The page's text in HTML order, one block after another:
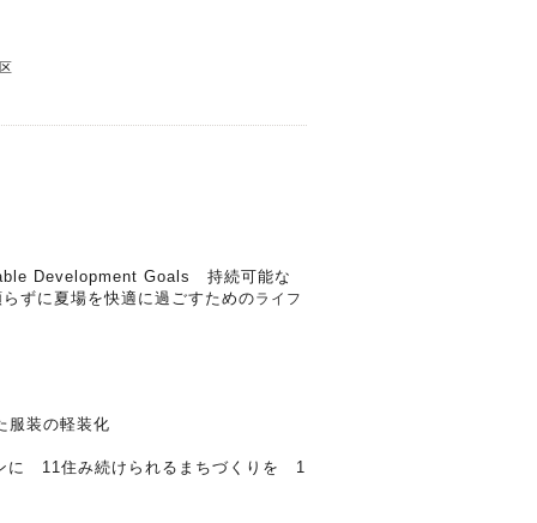
Development Goals 持続可能な
ずに夏場を快適に過ごすためのライフ
の軽装化
み続けられるまちづくりを 1